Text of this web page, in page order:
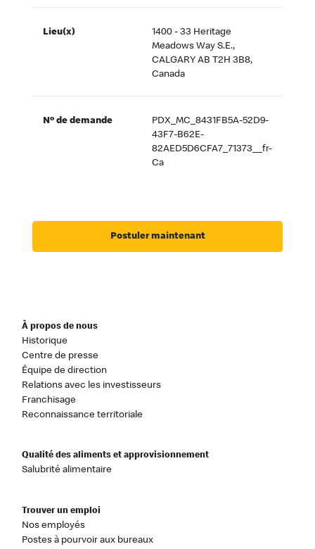
Lieu(x)
1400 - 33 Heritage
Meadows Way S.E.,
CALGARY AB T2H 3B8,
Canada
Nº de demande
PDX_MC_8431FB5A-52D9-
43F7-B62E-
82AED5D6CFA7_71373__fr-
Ca
Postuler maintenant
À propos de nous
Historique
Centre de presse
Équipe de direction
Relations avec les investisseurs
Franchisage
Reconnaissance territoriale
Qualité des aliments et approvisionnement
Salubrité alimentaire
Trouver un emploi
Nos employés
Postes à pourvoir aux bureaux